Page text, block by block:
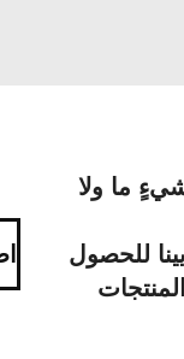
ما ولا
للحصول